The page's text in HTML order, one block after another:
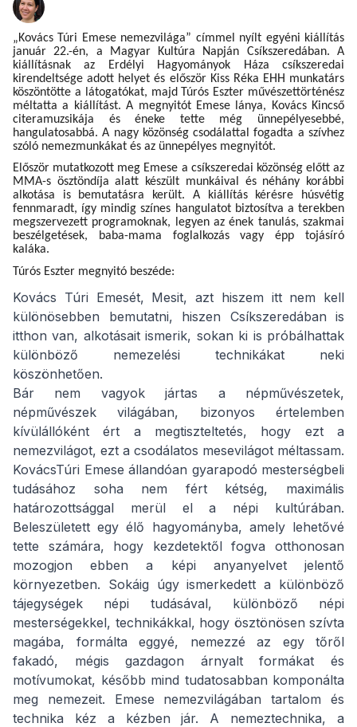
„Kovács Túri Emese nemezvilága” címmel nyílt egyéni kiállítás
január 22.-én, a Magyar Kultúra Napján Csíkszeredában. A
kiállításnak az Erdélyi Hagyományok Háza csíkszeredai
kirendeltsége adott helyet és először Kiss Réka EHH munkatárs
köszöntötte a látogatókat, majd Túrós Eszter művészettörténész
méltatta a kiállítást. A megnyitót Emese lánya, Kovács Kincső
citeramuzsikája és éneke tette még ünnepélyesebbé,
hangulatosabbá. A nagy közönség csodálattal fogadta a szívhez
szóló nemezmunkákat és az ünnepélyes megnyitót.
Először mutatkozott meg Emese a csíkszeredai közönség előtt az
MMA-s ösztöndíja alatt készült munkáival és néhány korábbi
alkotása is bemutatásra került. A kiállítás kérésre húsvétig
fennmaradt, így mindig színes hangulatot biztosítva a terekben
megszervezett programoknak, legyen az ének tanulás, szakmai
beszélgetések, baba-mama foglalkozás vagy épp tojásíró
kaláka.
Túrós Eszter megnyitó beszéde:
Kovács Túri Emesét, Mesit, azt hiszem itt nem kell
különösebben bemutatni, hiszen Csíkszeredában is
itthon van, alkotásait ismerik, sokan ki is próbálhattak
különböző nemezelési technikákat neki
köszönhetően.
Bár nem vagyok jártas a népművészetek,
népművészek világában, bizonyos értelemben
kívülállóként ért a megtiszteltetés, hogy ezt a
nemezvilágot, ezt a csodálatos mesevilágot méltassam.
KovácsTúri Emese állandóan gyarapodó mesterségbeli
tudásához soha nem fért kétség, maximális
határozottsággal merül el a népi kultúrában.
Beleszületett egy élő hagyományba, amely lehetővé
tette számára, hogy kezdetektől fogva otthonosan
mozogjon ebben a képi anyanyelvet jelentő
környezetben. Sokáig úgy ismerkedett a különböző
tájegységek népi tudásával, különböző népi
mesterségekkel, technikákkal, hogy ösztönösen szívta
magába, formálta eggyé, nemezzé az egy tőről
fakadó, mégis gazdagon árnyalt formákat és
motívumokat, később mind tudatosabban komponálta
meg nemezeit. Emese nemezvilágában tartalom és
technika kéz a kézben jár. A nemeztechnika, a